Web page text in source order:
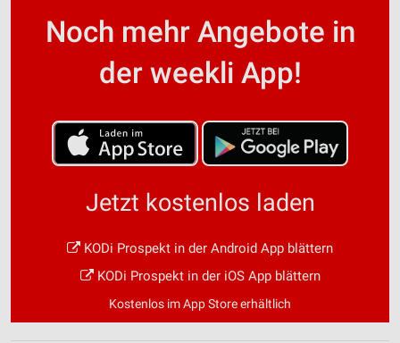
Noch mehr Angebote in
der weekli App!
Jetzt kostenlos laden
KODi Prospekt in der Android App blättern
KODi Prospekt in der iOS App blättern
Kostenlos im App Store erhältlich